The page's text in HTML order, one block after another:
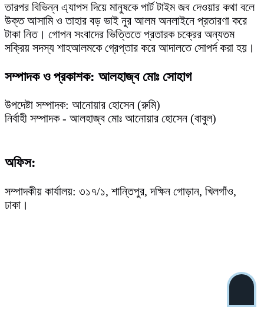
তারপর বিভিন্ন এ্যাপস দিয়ে মানুষকে পার্ট টাইম জব দেওয়ার কথা বলে
উক্ত আসামি ও তাহার বড় ভাই নুর আলম অনলাইনে প্রতারণা করে
টাকা নিত। গোপন সংবাদের ভিত্তিতে প্রতারক চক্রের অন্যতম
সক্রিয় সদস্য শাহআলমকে গ্রেপ্তার করে আদালতে সোপর্দ করা হয়।
সম্পাদক ও প্রকাশক: আলহাজ্ব মোঃ সোহাগ
উপদেষ্টা সম্পাদক: আনোয়ার হোসেন (রুমি)
নির্বাহী সম্পাদক - আলহাজ্ব মোঃ আনোয়ার হোসেন (বাবুল)
অফিস:
সম্পাদকীয় কার্যালয়: ৩১৭/১, শান্তিপুর, দক্ষিন গোড়ান, খিলগাঁও,
ঢাকা।